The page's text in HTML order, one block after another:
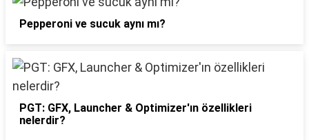
Pepperoni ve sucuk aynı mı?
PGT: GFX, Launcher & Optimizer'ın özellikleri
nelerdir?